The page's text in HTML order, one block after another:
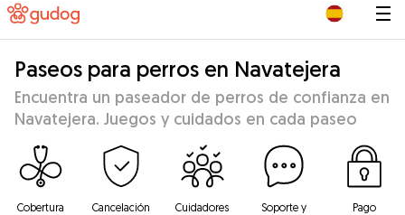
Paseos para perros en Navatejera
Encuentra un paseador de perros de confianza en
Navatejera. Juegos y cuidados en cada paseo
Cobertura
Cancelación
Cuidadores
Soporte y
Pago